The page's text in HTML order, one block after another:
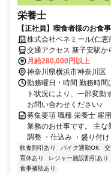
栄養士
【正社員】喫食者様のお食
約5時間／希望休月3回／育児
株式会社ベネミール(仁恵
交通アクセス 新子安駅から徒歩5分 車〇／バイク
交通機関〇
月給280,000円以上
神奈川県横浜市神奈川区
勤務曜日・時間 勤務時
ト状況により、一部変動
お問い合わせください♪
募集要項 職種 栄養士 雇
業務のお仕事です。 主な
調整 ・仕込み ・盛り付
飲食割引あり バイク通勤OK
育休あり
レジャー施設割引あり
食事補助あり